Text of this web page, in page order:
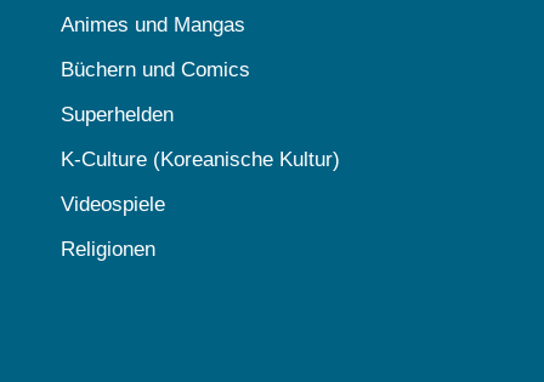
Animes und Mangas
Büchern und Comics
Superhelden
K-Culture (Koreanische Kultur)
Videospiele
Religionen